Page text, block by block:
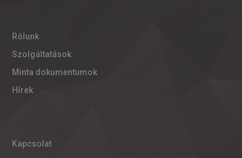
Rólunk
Szolgáltatások
Minta dokumentumok
Hírek
Kapcsolat